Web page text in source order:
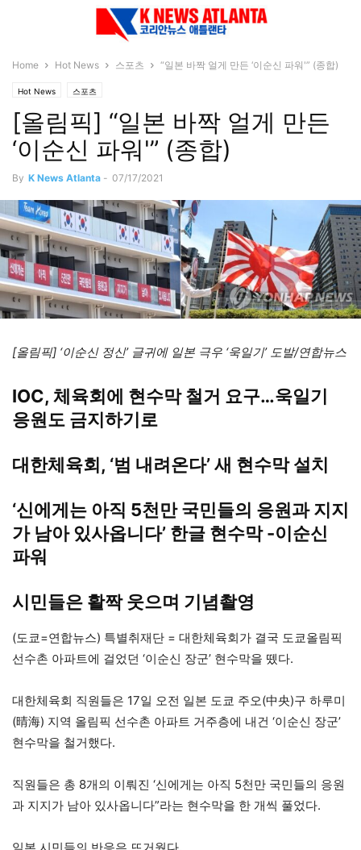
Home Hot News 스포츠 “일본 바짝 얼게 만든 ‘이순신 파워'” (종합)
Hot News 스포츠
[올림픽] “일본 바짝 얼게 만든
‘이순신 파워'” (종합)
By K News Atlanta - 07/17/2021
[올림픽] ‘이순신 정신’ 글귀에 일본 극우 ‘욱일기’ 도발/연합뉴스
IOC, 체육회에 현수막 철거 요구…욱일기
응원도 금지하기로
대한체육회, ‘범 내려온다’ 새 현수막 설치
‘신에게는 아직 5천만 국민들의 응원과 지지
가 남아 있사옵니다’ 한글 현수막 -이순신
파워
시민들은 활짝 웃으며 기념촬영
(도쿄=연합뉴스) 특별취재단 = 대한체육회가 결국 도쿄올림픽
선수촌 아파트에 걸었던 ‘이순신 장군’ 현수막을 뗐다.
대한체육회 직원들은 17일 오전 일본 도쿄 주오(中央)구 하루미
(晴海) 지역 올림픽 선수촌 아파트 거주층에 내건 ‘이순신 장군’
현수막을 철거했다.
직원들은 총 8개의 이뤄진 ‘신에게는 아직 5천만 국민들의 응원
과 지지가 남아 있사옵니다”라는 현수막을 한 개씩 풀었다.